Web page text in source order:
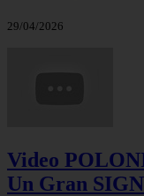
29/04/2026
Video
Un Gran